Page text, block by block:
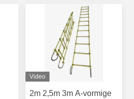
Video
2m 2,5m 3m A-vormige